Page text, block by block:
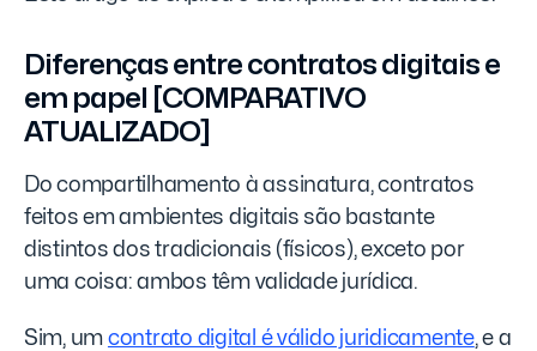
Diferenças entre contratos digitais e
em papel [COMPARATIVO
ATUALIZADO]
Do compartilhamento à assinatura, contratos
feitos em ambientes digitais são bastante
distintos dos tradicionais (físicos), exceto por
uma coisa: ambos têm validade jurídica.
Sim, um contrato digital é válido juridicamente, e a